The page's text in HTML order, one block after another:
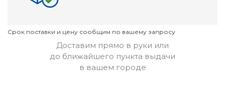
Cрок поставки и цену сообщим по вашему запросу
Доставим прямо в руки или
до ближайшего пункта выдачи
в вашем городе